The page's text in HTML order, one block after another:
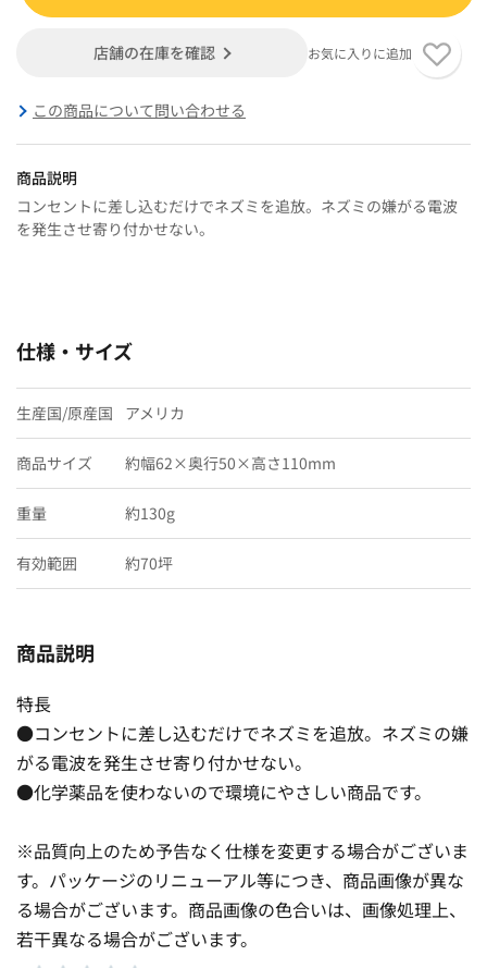
店舗の在庫を確認 お気に入りに追加
この商品について問い合わせる
商品説明
コンセントに差し込むだけでネズミを追放。ネズミの嫌がる電波
を発生させ寄り付かせない。
仕様・サイズ
生産国/原産国 アメリカ
商品サイズ 約幅62×奥行50×高さ110mm
重量 約130g
有効範囲 約70坪
商品説明
特長
●コンセントに差し込むだけでネズミを追放。ネズミの嫌
がる電波を発生させ寄り付かせない。
●化学薬品を使わないので環境にやさしい商品です。
※品質向上のため予告なく仕様を変更する場合がございま
す。パッケージのリニューアル等につき、商品画像が異な
る場合がございます。商品画像の色合いは、画像処理上、
若干異なる場合がございます。